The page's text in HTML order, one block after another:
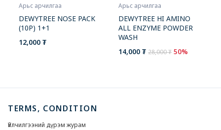
Арьс арчилгаа
DEWYTREE NOSE PACK
(10P) 1+1
12,000 ₮
Арьс арчилгаа
DEWYTREE HI AMINO
ALL ENZYME POWDER
WASH
14,000 ₮ 28,000 ₮ 50%
TERMS, CONDITION
Үйлчилгээний дүрэм журам